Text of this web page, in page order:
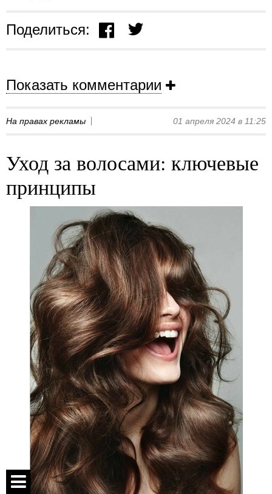
Поделиться:
Показать комментарии
На правах рекламы 01 апреля 2024 в 11:25
Уход за волосами: ключевые
принципы